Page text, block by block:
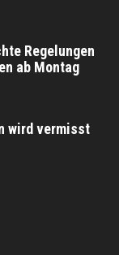
Regelungen
ab Montag
wird vermisst